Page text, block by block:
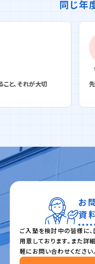
同じ年
2022
ノー
先生は使わないと
お
資
ご入塾を検討中の皆様に、
用意しております。また詳
軽にお問い合わせください。